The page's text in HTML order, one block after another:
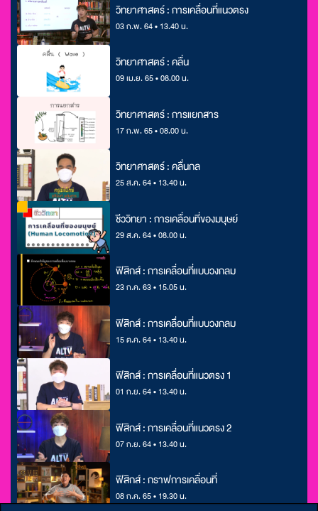
วิทยาศาสตร์ : การเคลื่อนที่แนวตรง
03 ก.พ. 64 • 13.40 น.
วิทยาศาสตร์ : คลื่น
09 เม.ย. 65 • 08.00 น.
วิทยาศาสตร์ : การแยกสาร
17 ก.พ. 65 • 08.00 น.
วิทยาศาสตร์ : คลื่นกล
25 ส.ค. 64 • 13.40 น.
ชีววิทยา : การเคลื่อนที่ของมนุษย์
29 ส.ค. 64 • 08.00 น.
ฟิสิกส์ : การเคลื่อนที่แบบวงกลม
23 ก.ค. 63 • 15.05 น.
ฟิสิกส์ : การเคลื่อนที่แบบวงกลม
15 ต.ค. 64 • 13.40 น.
ฟิสิกส์ : การเคลื่อนที่แนวตรง 1
01 ก.ย. 64 • 13.40 น.
ฟิสิกส์ : การเคลื่อนที่แนวตรง 2
07 ก.ย. 64 • 13.40 น.
ฟิสิกส์ : กราฟการเคลื่อนที่
08 ก.ค. 65 • 19.30 น.